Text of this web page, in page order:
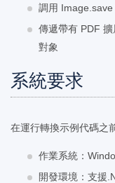
調用 Image.save
傳遞帶有 PDF
對象
系統要求
在運行轉換示例代碼之
作業系統：
開發環境：支援